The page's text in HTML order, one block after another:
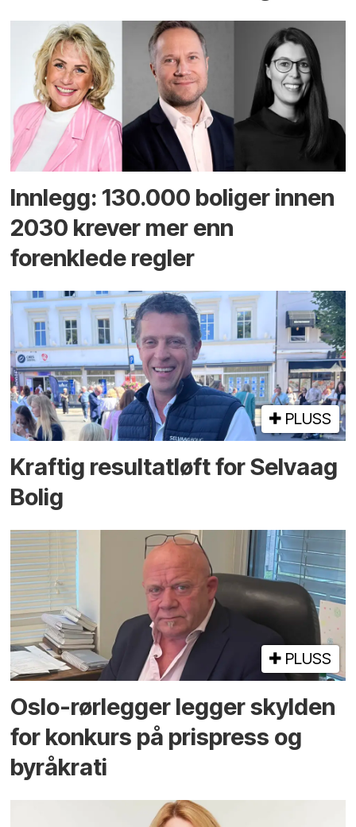
Innlegg: 130.000 boliger innen
2030 krever mer enn
forenklede regler
PLUSS
Kraftig resultatløft for Selvaag
Bolig
PLUSS
Oslo-rørlegger legger skylden
for konkurs på prispress og
byråkrati